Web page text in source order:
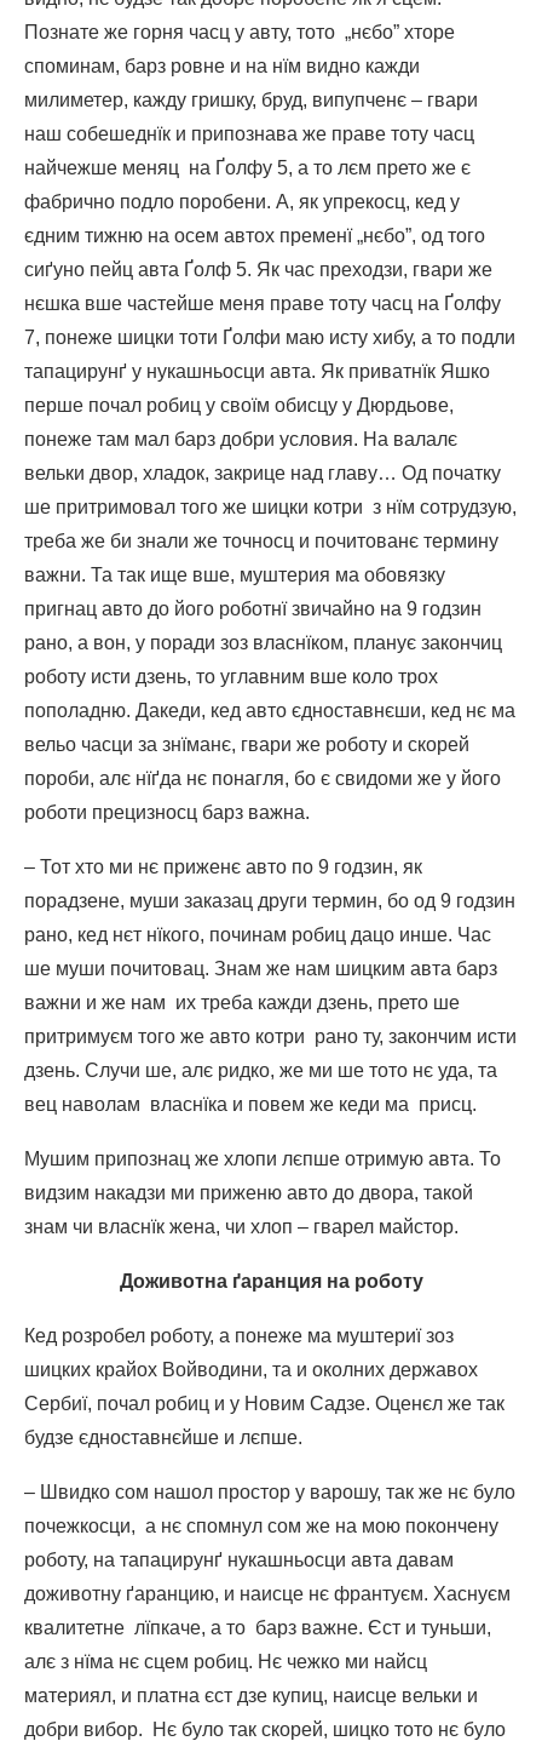
Познате же горня часц у авту, тото „нєбо” хторе
споминам, барз ровне и на нїм видно кажди
милиметер, кажду гришку, бруд, випупченє – гвари
наш собешеднїк и припознава же праве тоту часц
найчежше меняц на Ґолфу 5, а то лєм прето же є
фабрично подло поробени. А, як упрекосц, кед у
єдним тижню на осем автох пременї „нєбо”, од того
сиґуно пейц авта Ґолф 5. Як час преходзи, гвари же
нєшка вше частейше меня праве тоту часц на Ґолфу
7, понеже шицки тоти Ґолфи маю исту хибу, а то подли
тапацирунґ у нукашньосци авта. Як приватнїк Яшко
перше почал робиц у своїм обисцу у Дюрдьове,
понеже там мал барз добри условия. На валалє
вельки двор, хладок, закрице над главу… Од початку
ше притримовал того же шицки котри з нїм сотрудзую,
треба же би знали же точносц и почитованє термину
важни. Та так ище вше, муштерия ма обовязку
пригнац авто до його роботнї звичайно на 9 годзин
рано, а вон, у поради зоз власнїком, планує закончиц
роботу исти дзень, то углавним вше коло трох
пополадню. Дакеди, кед авто єдноставнєши, кед нє ма
вельо часци за знїманє, гвари же роботу и скорей
пороби, алє нїґда нє понагля, бо є свидоми же у його
роботи прецизносц барз важна.
– Тот хто ми нє приженє авто по 9 годзин, як
порадзене, муши заказац други термин, бо од 9 годзин
рано, кед нєт нїкого, починам робиц дацо инше. Час
ше муши почитовац. Знам же нам шицким авта барз
важни и же нам их треба кажди дзень, прето ше
притримуєм того же авто котри рано ту, закончим исти
дзень. Случи ше, алє ридко, же ми ше тото нє уда, та
вец наволам власнїка и повем же кеди ма присц.
Мушим припознац же хлопи лєпше отримую авта. То
видзим накадзи ми приженю авто до двора, такой
знам чи власнїк жена, чи хлоп – гварел майстор.
Доживотна ґаранция на роботу
Кед розробел роботу, а понеже ма муштериї зоз
шицких крайох Войводини, та и околних державох
Сербиї, почал робиц и у Новим Садзе. Оценєл же так
будзе єдноставнєйше и лєпше.
– Швидко сом нашол простор у варошу, так же нє було
почежкосци, а нє спомнул сом же на мою покончену
роботу, на тапацирунґ нукашньосци авта давам
доживотну ґаранцию, и наисце нє франтуєм. Хаснуєм
квалитетне лїпкаче, а то барз важне. Єст и туньши,
алє з нїма нє сцем робиц. Нє чежко ми найсц
материял, и платна єст дзе купиц, наисце вельки и
добри вибор. Нє було так скорей, шицко тото нє було